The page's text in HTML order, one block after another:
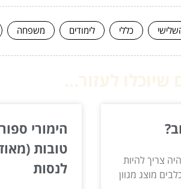
כללי לימודים משפחה
צריך להיות
מוצג מגוון
טובות
לנסות